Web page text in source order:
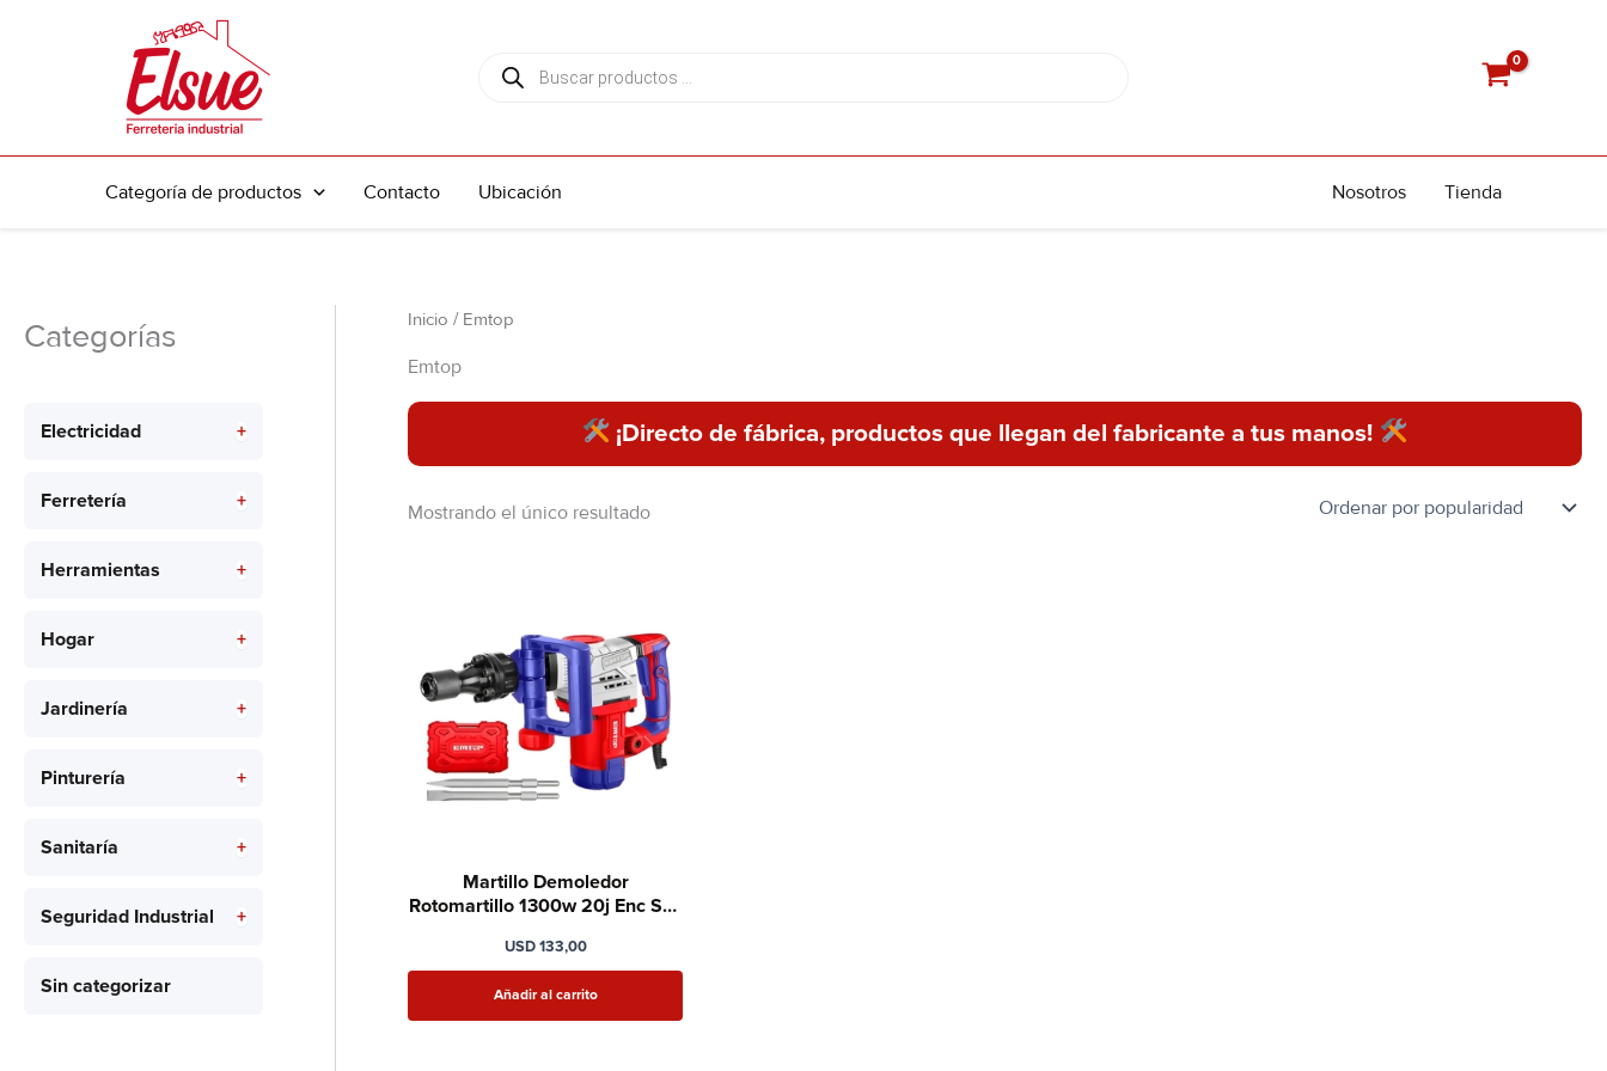
Categoría de productos Contacto Ubicación Nosotros Tienda
Categorías
Electricidad +
Ferretería +
Herramientas +
Hogar +
Jardinería +
Pinturería +
Sanitaría +
Seguridad Industrial +
Sin categorizar
Inicio / Emtop
Emtop
¡Directo de fábrica, productos que llegan del fabricante a tus manos!
Mostrando el único resultado
Martillo Demoledor
Rotomartillo 1300w 20j Enc Sds
USD133,00
Añadir al carrito